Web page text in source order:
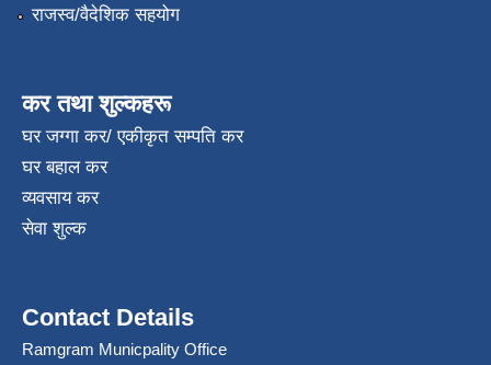
राजस्व/वैदेशिक सहयोग
कर तथा शुल्कहरू
घर जग्गा कर/ एकीकृत सम्पति कर
घर बहाल कर
व्यवसाय कर
सेवा शुल्क
Contact Details
Ramgram Municpality Office